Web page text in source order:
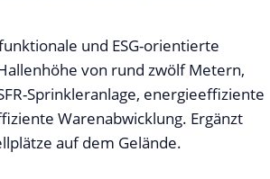
und ESG-orientierte
von rund zwölf Metern,
Sprinkleranlage, energieeffiziente
Warenabwicklung. Ergänzt
auf dem Gelände.